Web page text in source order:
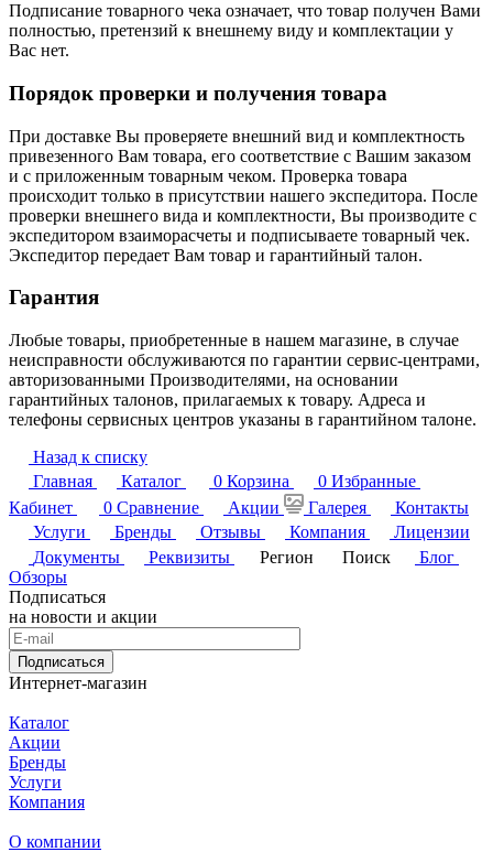
Подписание товарного чека означает, что товар получен Вами
полностью, претензий к внешнему виду и комплектации у
Вас нет.
Порядок проверки и получения товара
При доставке Вы проверяете внешний вид и комплектность
привезенного Вам товара, его соответствие с Вашим заказом
и с приложенным товарным чеком. Проверка товара
происходит только в присутствии нашего экспедитора. После
проверки внешнего вида и комплектности, Вы производите с
экспедитором взаиморасчеты и подписываете товарный чек.
Экспедитор передает Вам товар и гарантийный талон.
Гарантия
Любые товары, приобретенные в нашем магазине, в случае
неисправности обслуживаются по гарантии сервис-центрами,
авторизованными Производителями, на основании
гарантийных талонов, прилагаемых к товару. Адреса и
телефоны сервисных центров указаны в гарантийном талоне.
Назад к списку
Главная
Каталог 0 Корзина 0 Избранные
Кабинет
0 Сравнение Акции Галерея
Контакты
Услуги
Бренды Отзывы Компания
Лицензии
Документы
Реквизиты Регион Поиск
Блог
Обзоры
Подписаться
на новости и акции
Подписаться
Интернет-магазин
Каталог
Акции
Бренды
Услуги
Компания
О компании